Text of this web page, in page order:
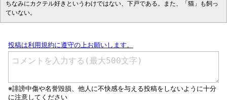
ちなみにカクテル好きというわけではない、下戸である。また、「猫」も飼っ
ていない。